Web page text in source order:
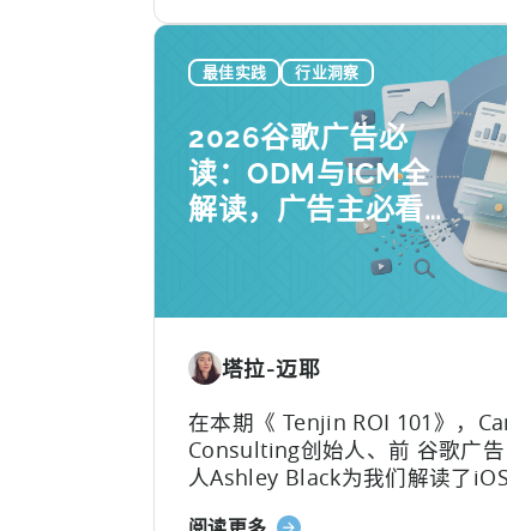
何
在
移
动
营
销
OpenClaw
AI
实
现
自
动
化
最佳实践 行业洞察
2026谷歌广告必
读：ODM与ICM全
解读，广告主必看
塔拉-迈耶
在本期《 Tenjin ROI 101》，
Consulting创始人、前 谷歌广
人Ashley Black为我们解读了